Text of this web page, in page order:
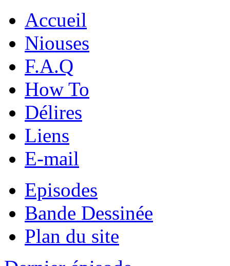
Accueil
Niouses
F.A.Q
How To
Délires
Liens
E-mail
Episodes
Bande Dessinée
Plan du site